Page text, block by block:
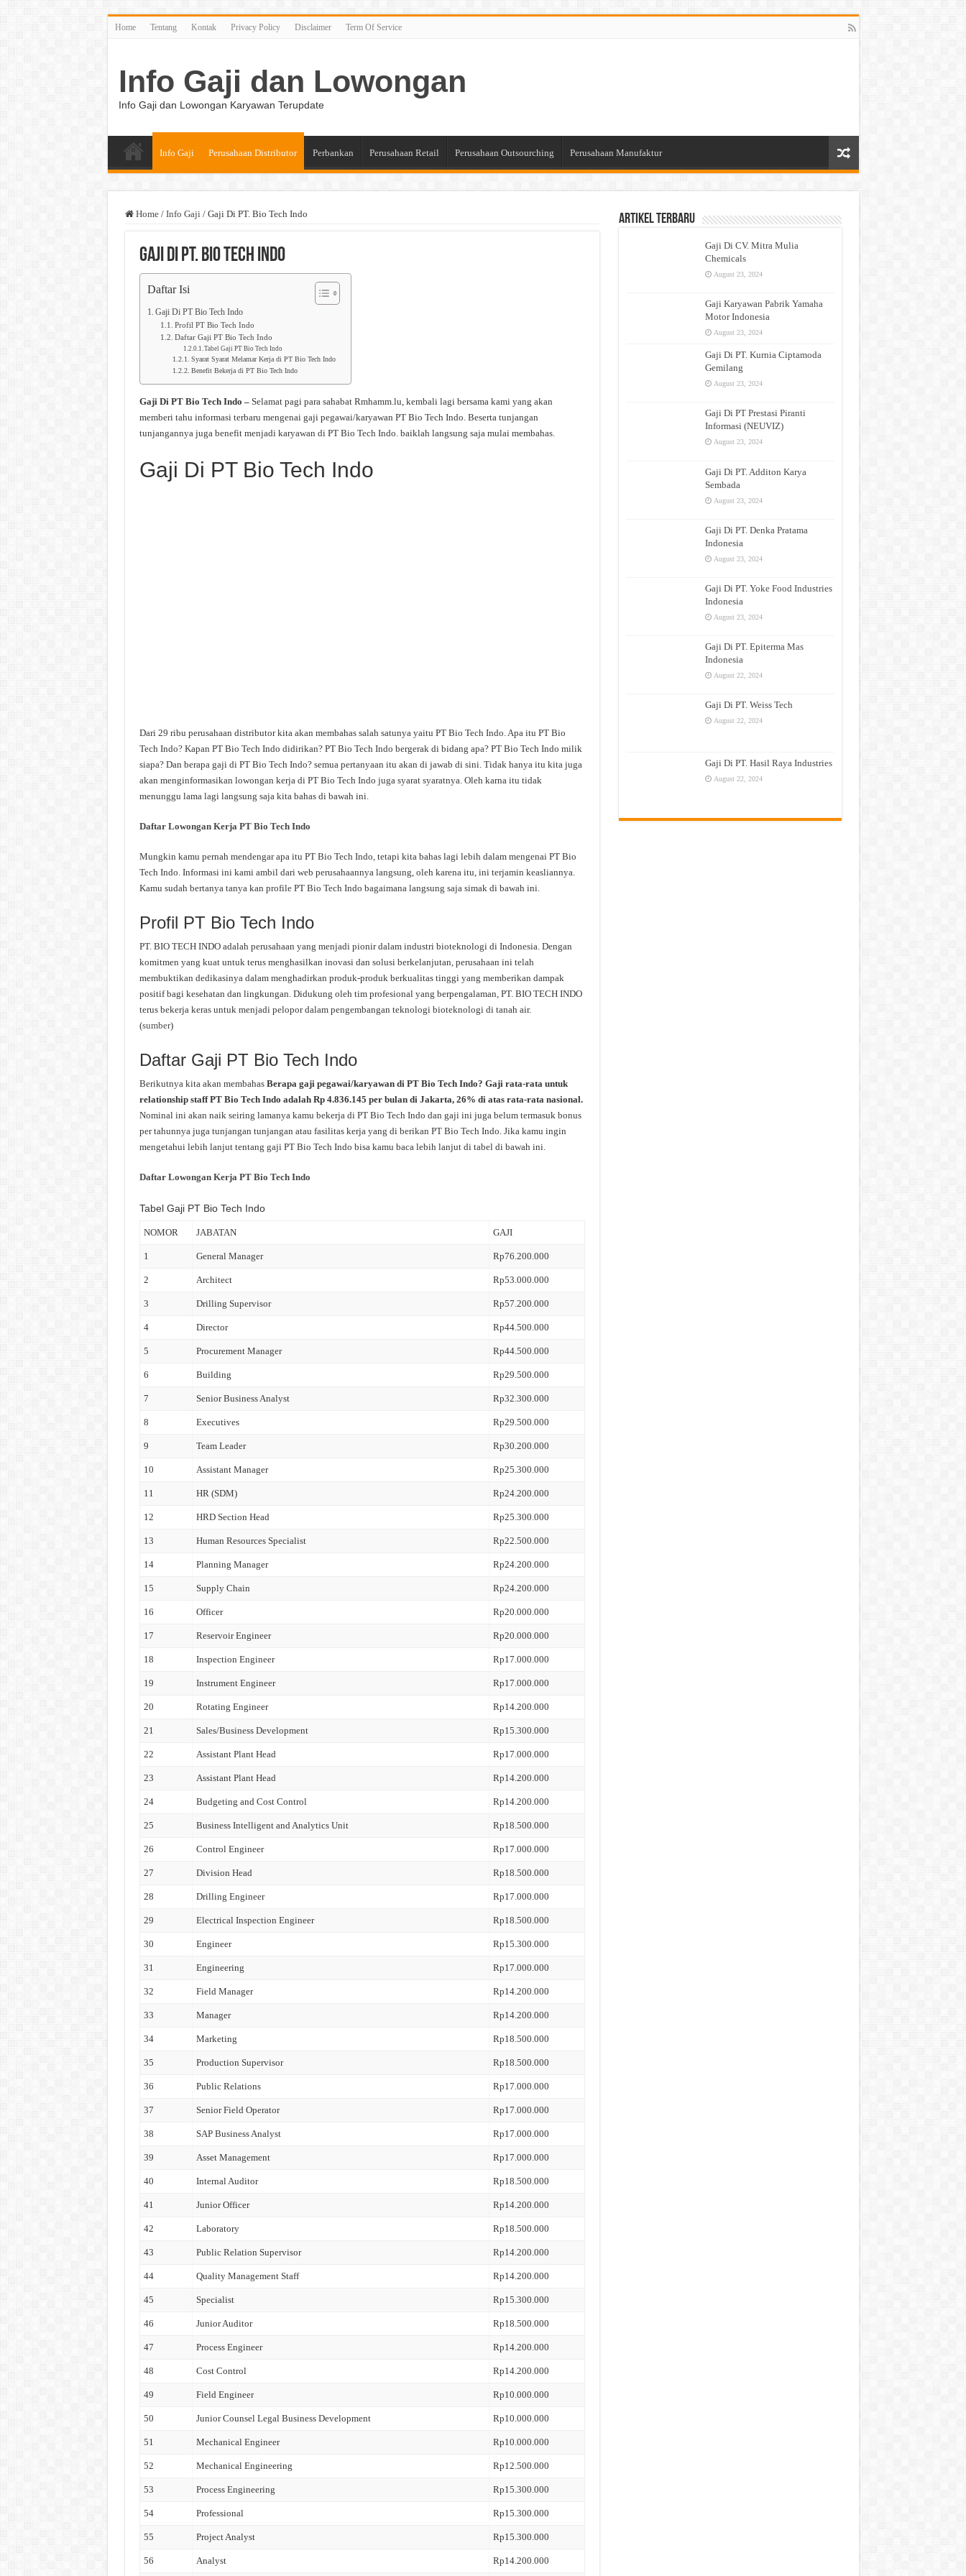
Home Tentang Kontak Privacy Policy Disclaimer Term Of Service
Info Gaji dan Lowongan
Info Gaji dan Lowongan Karyawan Terupdate
Info Gaji Perusahaan Distributor Perbankan Perusahaan Retail Perusahaan Outsourching Perusahaan Manufaktur
Home / Info Gaji / Gaji Di PT. Bio Tech Indo
Gaji Di PT. Bio Tech Indo
Daftar Isi
Gaji Di PT Bio Tech Indo
Profil PT Bio Tech Indo
Daftar Gaji PT Bio Tech Indo
Tabel Gaji PT Bio Tech Indo
Syarat Syarat Melamar Kerja di PT Bio Tech Indo
Benefit Bekerja di PT Bio Tech Indo
Gaji Di PT Bio Tech Indo – Selamat pagi para sahabat Rmhamm.lu, kembali lagi bersama kami yang akan
memberi tahu informasi terbaru mengenai gaji pegawai/karyawan PT Bio Tech Indo. Beserta tunjangan
tunjangannya juga benefit menjadi karyawan di PT Bio Tech Indo. baiklah langsung saja mulai membahas.
Gaji Di PT Bio Tech Indo
Dari 29 ribu perusahaan distributor kita akan membahas salah satunya yaitu PT Bio Tech Indo. Apa itu PT Bio
Tech Indo? Kapan PT Bio Tech Indo didirikan? PT Bio Tech Indo bergerak di bidang apa? PT Bio Tech Indo milik
siapa? Dan berapa gaji di PT Bio Tech Indo? semua pertanyaan itu akan di jawab di sini. Tidak hanya itu kita juga
akan menginformasikan lowongan kerja di PT Bio Tech Indo juga syarat syaratnya. Oleh karna itu tidak
menunggu lama lagi langsung saja kita bahas di bawah ini.
Daftar Lowongan Kerja PT Bio Tech Indo
Mungkin kamu pernah mendengar apa itu PT Bio Tech Indo, tetapi kita bahas lagi lebih dalam mengenai PT Bio
Tech Indo. Informasi ini kami ambil dari web perusahaannya langsung, oleh karena itu, ini terjamin keasliannya.
Kamu sudah bertanya tanya kan profile PT Bio Tech Indo bagaimana langsung saja simak di bawah ini.
Profil PT Bio Tech Indo
PT. BIO TECH INDO adalah perusahaan yang menjadi pionir dalam industri bioteknologi di Indonesia. Dengan
komitmen yang kuat untuk terus menghasilkan inovasi dan solusi berkelanjutan, perusahaan ini telah
membuktikan dedikasinya dalam menghadirkan produk-produk berkualitas tinggi yang memberikan dampak
positif bagi kesehatan dan lingkungan. Didukung oleh tim profesional yang berpengalaman, PT. BIO TECH INDO
terus bekerja keras untuk menjadi pelopor dalam pengembangan teknologi bioteknologi di tanah air.
(sumber)
Daftar Gaji PT Bio Tech Indo
Berikutnya kita akan membahas Berapa gaji pegawai/karyawan di PT Bio Tech Indo? Gaji rata-rata untuk
relationship staff PT Bio Tech Indo adalah Rp 4.836.145 per bulan di Jakarta, 26% di atas rata-rata nasional.
Nominal ini akan naik seiring lamanya kamu bekerja di PT Bio Tech Indo dan gaji ini juga belum termasuk bonus
per tahunnya juga tunjangan tunjangan atau fasilitas kerja yang di berikan PT Bio Tech Indo. Jika kamu ingin
mengetahui lebih lanjut tentang gaji PT Bio Tech Indo bisa kamu baca lebih lanjut di tabel di bawah ini.
Daftar Lowongan Kerja PT Bio Tech Indo
Tabel Gaji PT Bio Tech Indo
NOMOR JABATAN GAJI
1 General Manager Rp76.200.000
2 Architect Rp53.000.000
3 Drilling Supervisor Rp57.200.000
4 Director Rp44.500.000
5 Procurement Manager Rp44.500.000
6 Building Rp29.500.000
7 Senior Business Analyst Rp32.300.000
8 Executives Rp29.500.000
9 Team Leader Rp30.200.000
10 Assistant Manager Rp25.300.000
11 HR (SDM) Rp24.200.000
12 HRD Section Head Rp25.300.000
13 Human Resources Specialist Rp22.500.000
14 Planning Manager Rp24.200.000
15 Supply Chain Rp24.200.000
16 Officer Rp20.000.000
17 Reservoir Engineer Rp20.000.000
18 Inspection Engineer Rp17.000.000
19 Instrument Engineer Rp17.000.000
20 Rotating Engineer Rp14.200.000
21 Sales/Business Development Rp15.300.000
22 Assistant Plant Head Rp17.000.000
23 Assistant Plant Head Rp14.200.000
24 Budgeting and Cost Control Rp14.200.000
25 Business Intelligent and Analytics Unit Rp18.500.000
26 Control Engineer Rp17.000.000
27 Division Head Rp18.500.000
28 Drilling Engineer Rp17.000.000
29 Electrical Inspection Engineer Rp18.500.000
30 Engineer Rp15.300.000
31 Engineering Rp17.000.000
32 Field Manager Rp14.200.000
33 Manager Rp14.200.000
34 Marketing Rp18.500.000
35 Production Supervisor Rp18.500.000
36 Public Relations Rp17.000.000
37 Senior Field Operator Rp17.000.000
38 SAP Business Analyst Rp17.000.000
39 Asset Management Rp17.000.000
40 Internal Auditor Rp18.500.000
41 Junior Officer Rp14.200.000
42 Laboratory Rp18.500.000
43 Public Relation Supervisor Rp14.200.000
44 Quality Management Staff Rp14.200.000
45 Specialist Rp15.300.000
46 Junior Auditor Rp18.500.000
47 Process Engineer Rp14.200.000
48 Cost Control Rp14.200.000
49 Field Engineer Rp10.000.000
50 Junior Counsel Legal Business Development Rp10.000.000
51 Mechanical Engineer Rp10.000.000
52 Mechanical Engineering Rp12.500.000
53 Process Engineering Rp15.300.000
54 Professional Rp15.300.000
55 Project Analyst Rp15.300.000
56 Analyst Rp14.200.000
Artikel Terbaru
Gaji Di CV. Mitra Mulia
Chemicals
August 23, 2024
Gaji Karyawan Pabrik Yamaha
Motor Indonesia
August 23, 2024
Gaji Di PT. Kurnia Ciptamoda
Gemilang
August 23, 2024
Gaji Di PT Prestasi Piranti
Informasi (NEUVIZ)
August 23, 2024
Gaji Di PT. Additon Karya
Sembada
August 23, 2024
Gaji Di PT. Denka Pratama
Indonesia
August 23, 2024
Gaji Di PT. Yoke Food Industries
Indonesia
August 23, 2024
Gaji Di PT. Epiterma Mas
Indonesia
August 22, 2024
Gaji Di PT. Weiss Tech
August 22, 2024
Gaji Di PT. Hasil Raya Industries
August 22, 2024